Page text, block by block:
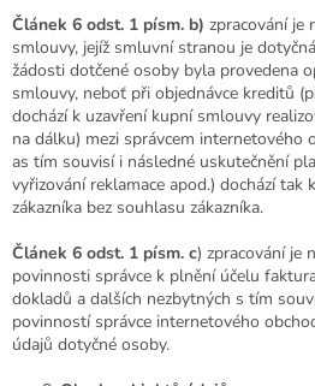
Článek 6 odst. 1 písm. b) zpracování je
smlouvy, jejíž smluvní stranou je
žádosti dotčené osoby byla provedena
smlouvy, neboť při objednávce kreditů
dochází k uzavření kupní smlouvy
na dálku) mezi správcem internetového
as tím souvisí i následné uskutečnění
vyřizování reklamace apod.) dochází tak
zákazníka bez souhlasu zákazníka.
Článek 6 odst. 1 písm. c) zpracování je
povinnosti správce k plnění účelu
dokladů a dalších nezbytných s tím
povinností správce internetového
údajů dotyčné osoby.